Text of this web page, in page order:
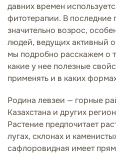
давних времен
фитотерапии. В последние
значительно возрос,
людей, ведущих активный
мы подробно расскажем о
какие у нее полезные
применять и в каких
Родина левзеи — горные
Казахстана и других
Растение предпочитает
лугах, склонах и
сафлоровидная имеет